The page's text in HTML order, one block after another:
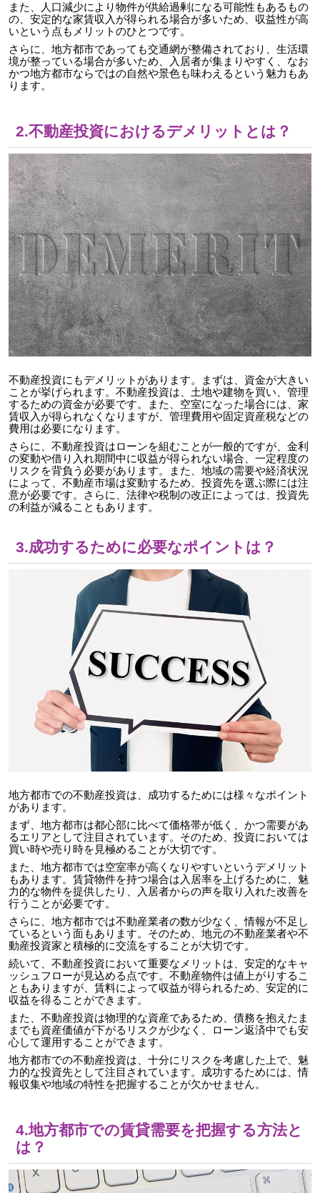
また、人口減少により物件が供給過剰になる可能性もあるもの
の、安定的な家賃収入が得られる場合が多いため、収益性が高
いという点もメリットのひとつです。
さらに、地方都市であっても交通網が整備されており、生活環
境が整っている場合が多いため、入居者が集まりやすく、なお
かつ地方都市ならではの自然や景色も味わえるという魅力もあ
ります。
2.不動産投資におけるデメリットとは？
不動産投資にもデメリットがあります。まずは、資金が大きい
ことが挙げられます。不動産投資は、土地や建物を買い、管理
するための資金が必要です。また、空室になった場合には、家
賃収入が得られなくなりますが、管理費用や固定資産税などの
費用は必要になります。
さらに、不動産投資はローンを組むことが一般的ですが、金利
の変動や借り入れ期間中に収益が得られない場合、一定程度の
リスクを背負う必要があります。また、地域の需要や経済状況
によって、不動産市場は変動するため、投資先を選ぶ際には注
意が必要です。さらに、法律や税制の改正によっては、投資先
の利益が減ることもあります。
3.成功するために必要なポイントは？
地方都市での不動産投資は、成功するためには様々なポイント
があります。
まず、地方都市は都心部に比べて価格帯が低く、かつ需要があ
るエリアとして注目されています。そのため、投資においては
買い時や売り時を見極めることが大切です。
また、地方都市では空室率が高くなりやすいというデメリット
もあります。賃貸物件を持つ場合は入居率を上げるために、魅
力的な物件を提供したり 、入居者からの声を取り入れた改善を
行うことが必要です。
さらに、地方都市では不動産業者の数が少なく、情報が不足し
ているという面もあります。そのため、地元の不動産業者や不
動産投資家と積極的に交流をすることが大切です。
続いて、不動産投資において重要なメリットは、安定的なキャ
ッシュフローが見込める点です。不動産物件は値上がりするこ
ともありますが、賃料によって収益が得られるため、安定的に
収益を得ることができます。
また、不動産投資は物理的な資産であるため、債務を抱えたま
までも資産価値が下がるリスクが少なく、ローン返済中でも安
心して運用することができます。
地方都市での不動産投資は、十分にリスクを考慮した上で、魅
力的な投資先として注目されています。成功するためには、情
報収集や地域の特性を把握することが欠かせません。
4.地方都市での賃貸需要を把握する方法と
は？